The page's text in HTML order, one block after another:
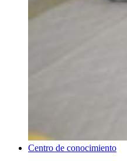
Centro de conocimiento